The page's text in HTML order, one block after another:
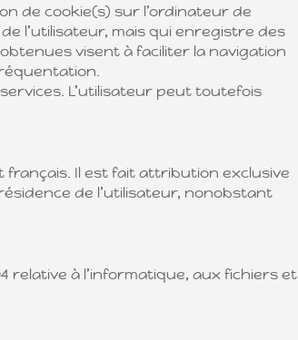
de cookie(s) sur l’ordinateur de
l’utilisateur, mais qui enregistre des
visent à faciliter la navigation
L’utilisateur peut toutefois
français. Il est fait attribution exclusive
de l’utilisateur, nonobstant
relative à l’informatique, aux fichiers et